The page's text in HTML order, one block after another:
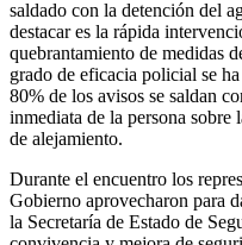
saldado con la detención del
destacar es la rápida
quebrantamiento de medidas
grado de eficacia policial se
80% de los avisos se saldan
inmediata de la persona sobre
de alejamiento.
Durante el encuentro los
Gobierno aprovecharon para
la Secretaría de Estado de